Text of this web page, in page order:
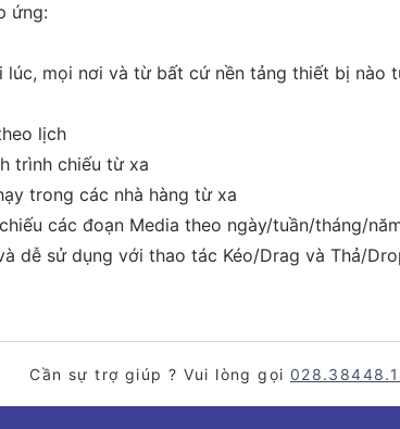
ứng:
mọi nơi và từ bất cứ nền tảng thiết bị nào
lịch
trình chiếu từ xa
trong các nhà hàng từ xa
các đoạn Media theo ngày/tuần/tháng/
dễ sử dụng với thao tác Kéo/Drag và Thả/
Cần sự trợ giúp ? Vui lòng gọi